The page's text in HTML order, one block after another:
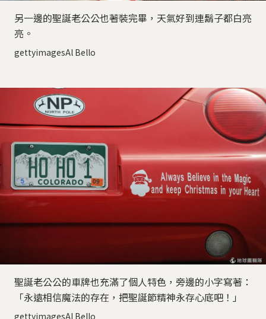
另一邊的聖誕老公公也著裝完畢，天氣好到連鬍子都白亮
亮。
gettyimagesAl Bello
聖誕老公公的車牌也充滿了個人特色，旁邊的小字寫著：
「永遠相信魔法的存在，把聖誕節精神永存心底吧！」
gettyimagesAl Bello